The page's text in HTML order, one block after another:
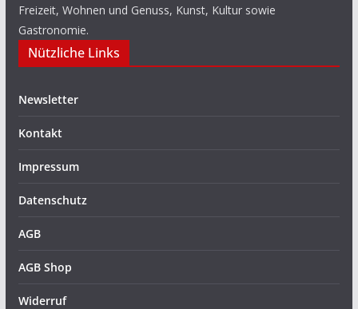
Freizeit, Wohnen und Genuss, Kunst, Kultur sowie
Gastronomie.
Nützliche Links
Newsletter
Kontakt
Impressum
Datenschutz
AGB
AGB Shop
Widerruf